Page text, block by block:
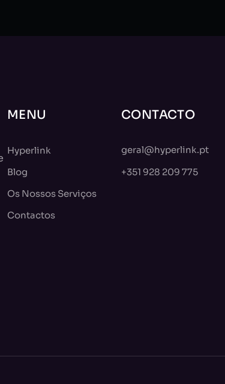
MENU
Hyperlink
Blog
Os Nossos Serviços
Contactos
CONTACTO
geral@hyperlink.pt
+351 928 209 775